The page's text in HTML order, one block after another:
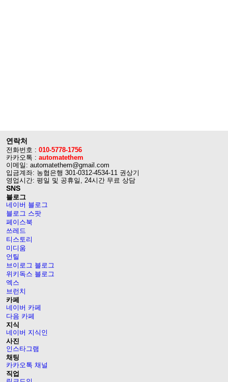
연락처
전화번호 : 010-5778-1756
카카오톡 : automatethem
이메일: automatethem@gmail.com
입금계좌: 농협은행 301-0312-4534-11 권상기
영업시간: 평일 및 공휴일, 24시간 무료 상담
SNS
블로그
네이버 블로그
블로그 스팟
페이스북
쓰레드
티스토리
미디움
언틸
브이로그 블로그
위키독스 블로그
엑스
브런치
카페
네이버 카페
다음 카페
지식
네이버 지식인
사진
인스타그램
채팅
카카오톡 채널
직업